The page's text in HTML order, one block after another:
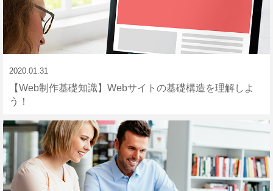
2020.01.31
【Web制作基礎知識】Webサイトの基礎構造を理解しよ
う！